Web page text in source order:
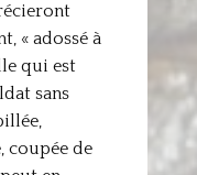
« adossé à
qui est
sans
coupée de